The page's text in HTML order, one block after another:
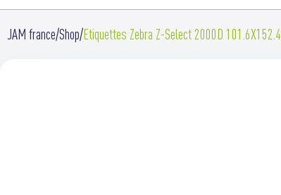
JAM france Shop Etiquettes Zebra Z-Select 2000D 101.6X152.4